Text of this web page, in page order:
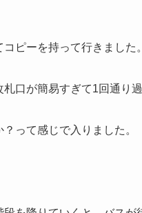
ピーを持って行きました。
口が簡易すぎて1回通り過
って感じで入りました。